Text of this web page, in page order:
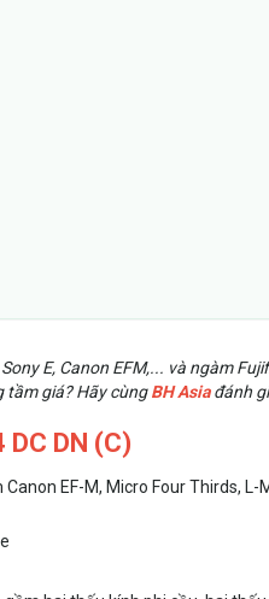
E, Canon EFM,... và ngàm
giá? Hãy cùngBH Asiađánh
DN (C)
EF-M, Micro Four Thirds,